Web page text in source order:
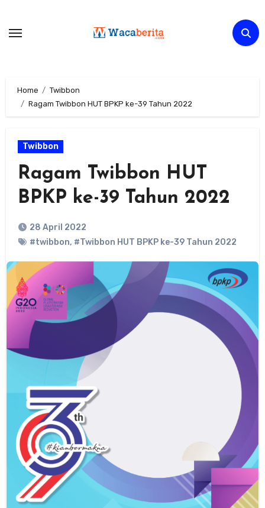
content
Home
Twibbon
Ragam Twibbon HUT BPKP ke-39 Tahun 2022
Twibbon
Ragam Twibbon HUT
BPKP ke-39 Tahun 2022
28 April 2022
#twibbon, #Twibbon HUT BPKP ke-39 Tahun 2022